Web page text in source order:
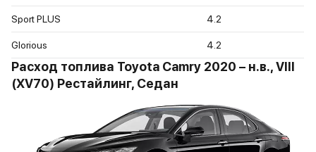
Sport PLUS 4.2
Glorious 4.2
Расход топлива Toyota Camry 2020 – н.в., VIII
(XV70) Рестайлинг, Седан